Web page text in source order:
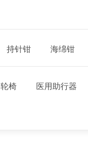
持针钳 海绵钳
轮椅 医用助行器